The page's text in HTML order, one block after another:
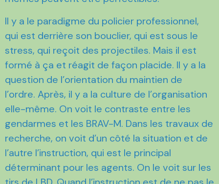
Il y a le paradigme du policier professionnel,
qui est derrière son bouclier, qui est sous le
stress, qui reçoit des projectiles. Mais il est
formé à ça et réagit de façon placide. Il y a la
question de l’orientation du maintien de
l’ordre. Après, il y a la culture de l’organisation
elle-même. On voit le contraste entre les
gendarmes et les BRAV-M. Dans les travaux de
recherche, on voit d’un côté la situation et de
l’autre l’instruction, qui est le principal
déterminant pour les agents. On le voit sur les